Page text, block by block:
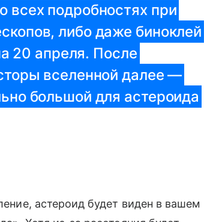
всех подробностях при
либо даже биноклей
20 апреля. После
вселенной далее —
большой для астероида
астероид будет виден в вашем